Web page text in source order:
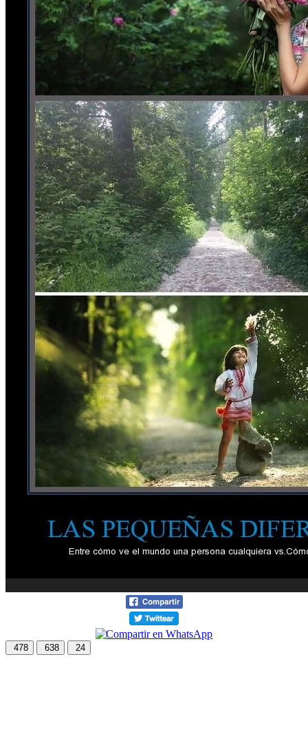
478 638 24